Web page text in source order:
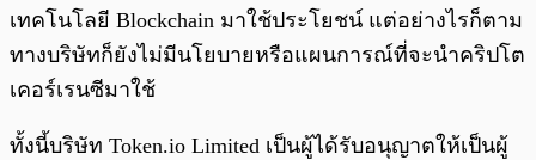
เทคโนโลยี Blockchain มาใช้ประโยชน์ แต่อย่างไรก็ตาม
ทางบริษัทก็ยังไม่มีนโยบายหรือแผนการณ์ที่จะนำคริปโต
เคอร์เรนซีมาใช้
ทั้งนี้บริษัท Token.io Limited เป็นผู้ได้รับอนุญาตให้เป็นผู้